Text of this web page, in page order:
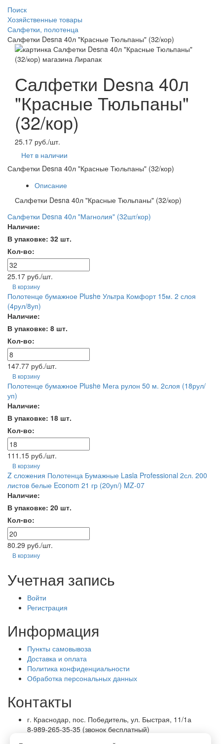
Поиск
Хозяйственные товары
Салфетки, полотенца
Салфетки Desna 40л "Красные Тюльпаны" (32/кор)
Салфетки Desna 40л
"Красные Тюльпаны"
(32/кор)
25.17 руб./шт.
Нет в наличии
Салфетки Desna 40л "Красные Тюльпаны" (32/кор)
Описание
Салфетки Desna 40л "Красные Тюльпаны" (32/кор)
Салфетки Desna 40л "Магнолия" (32шт/кор)
Наличие:
В упаковке: 32 шт.
Кол-во:
25.17 руб./шт.
В корзину
Полотенце бумажное Plushe Ультра Комфорт 15м. 2 слоя
(4рул/8уп)
Наличие:
В упаковке: 8 шт.
Кол-во:
147.77 руб./шт.
В корзину
Полотенце бумажное Plushe Мега рулон 50 м. 2слоя (18рул/
уп)
Наличие:
В упаковке: 18 шт.
Кол-во:
111.15 руб./шт.
В корзину
Z сложения Полотенца Бумажные Lasla Professional 2сл. 200
листов белые Econom 21 гр (20уп/) MZ-07
Наличие:
В упаковке: 20 шт.
Кол-во:
80.29 руб./шт.
В корзину
Учетная запись
Войти
Регистрация
Информация
Пункты самовывоза
Доставка и оплата
Политика конфиденциальности
Обработка персональных данных
Контакты
г. Краснодар, пос. Победитель, ул. Быстрая, 11/1а
8-989-265-35-35 (звонок бесплатный)